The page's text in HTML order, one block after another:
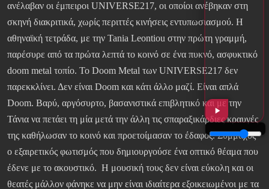
ανέλαβαν οι έμπειροι UNIVERSE217, οι οποίοι ανέβηκαν στη
σκηνή διακριτικά, χωρίς περιττές κινήσεις εντυπωσιασμού. Η
αθηναϊκή τετράδα, με την Tania Leontiou στην πρώτη γραμμή,
παρέσυρε από τα πρώτα λεπτά το κοινό σε ένα πυκνό, ασφυκτικό
doom metal τοπίο. Το Doom Metal των UNIVERSE217 δεν
παρεκκλίνει. Δεν είναι Doom και κάτι άλλο μαζί. Είναι απλά
Doom. Βαρύ, αργόσυρτο, βασανιστικά επιβλητικό και με την
Τάνια να πετάει τη μία μετά την άλλη τις σπαραξικάρδιες κραυγές
της καθήλωσαν το κοινό και προετοίμασαν το έδαφος. Σύμμαχος
ο εξαιρετικός φωτισμός που δημιουργούσε ένα οπτικό θέαμα που
έδενε με το ακουστικό. Η μουσική τους δεν είναι εύκολη και οι
θεατές μάλλον φάνηκε να μην είναι ιδιαίτερα εξοικειωμένοι με τα